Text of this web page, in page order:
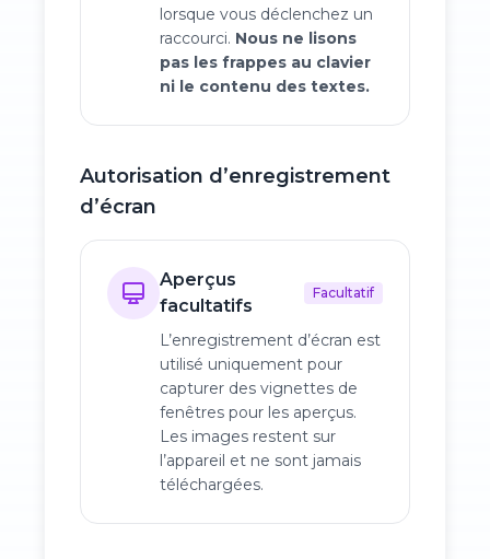
lorsque vous déclenchez un
raccourci. Nous ne lisons
pas les frappes au clavier
ni le contenu des textes.
Autorisation d’enregistrement
d’écran
Aperçus
facultatifs
Facultatif
L’enregistrement d’écran est
utilisé uniquement pour
capturer des vignettes de
fenêtres pour les aperçus.
Les images restent sur
l’appareil et ne sont jamais
téléchargées.